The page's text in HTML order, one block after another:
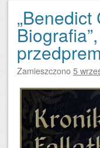
Zamieszczono5